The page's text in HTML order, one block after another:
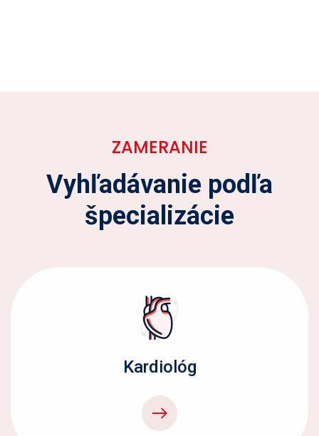
ZAMERANIE
Vyhľadávanie podľa
špecializácie
Kardiológ